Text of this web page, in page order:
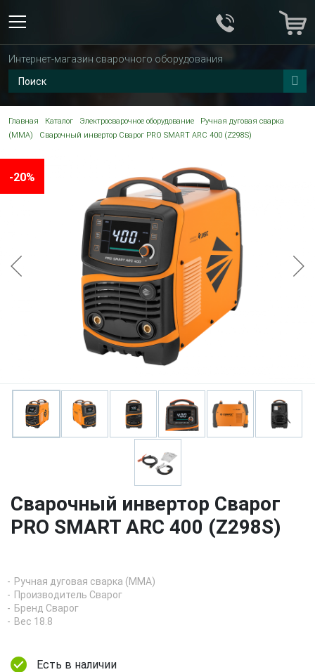
Интернет-магазин сварочного оборудования
Главная Каталог Электросварочное оборудование
Ручная дуговая сварка
(MMA)
Сварочный инвертор Сварог PRO SMART ARC 400 (Z298S)
-20%
Сварочный инвертор Сварог
PRO SMART ARC 400 (Z298S)
Ручная дуговая сварка (MMA)
Производитель Сварог
Бренд Сварог
Вес 18.8
Есть в наличии